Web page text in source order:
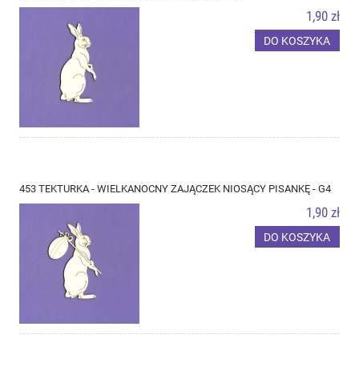
1,90 zł
DO KOSZYKA
453 TEKTURKA - WIELKANOCNY ZAJĄCZEK NIOSĄCY PISANKĘ - G4
1,90 zł
DO KOSZYKA